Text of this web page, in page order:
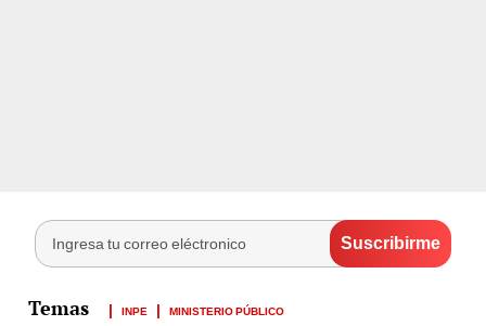
INPE MINISTERIO PÚBLICO